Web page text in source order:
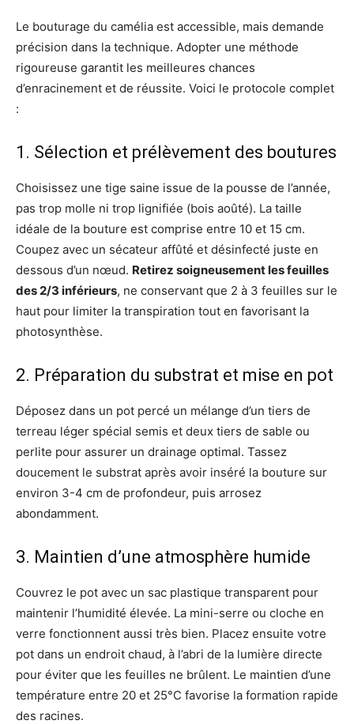
Le bouturage du camélia est accessible, mais demande
précision dans la technique. Adopter une méthode
rigoureuse garantit les meilleures chances
d’enracinement et de réussite. Voici le protocole complet
:
1. Sélection et prélèvement des boutures
Choisissez une tige saine issue de la pousse de l’année,
pas trop molle ni trop lignifiée (bois aoûté). La taille
idéale de la bouture est comprise entre 10 et 15 cm.
Coupez avec un sécateur affûté et désinfecté juste en
dessous d’un nœud. Retirez soigneusement les feuilles
des 2/3 inférieurs, ne conservant que 2 à 3 feuilles sur le
haut pour limiter la transpiration tout en favorisant la
photosynthèse.
2. Préparation du substrat et mise en pot
Déposez dans un pot percé un mélange d’un tiers de
terreau léger spécial semis et deux tiers de sable ou
perlite pour assurer un drainage optimal. Tassez
doucement le substrat après avoir inséré la bouture sur
environ 3-4 cm de profondeur, puis arrosez
abondamment.
3. Maintien d’une atmosphère humide
Couvrez le pot avec un sac plastique transparent pour
maintenir l’humidité élevée. La mini-serre ou cloche en
verre fonctionnent aussi très bien. Placez ensuite votre
pot dans un endroit chaud, à l’abri de la lumière directe
pour éviter que les feuilles ne brûlent. Le maintien d’une
température entre 20 et 25°C favorise la formation rapide
des racines.